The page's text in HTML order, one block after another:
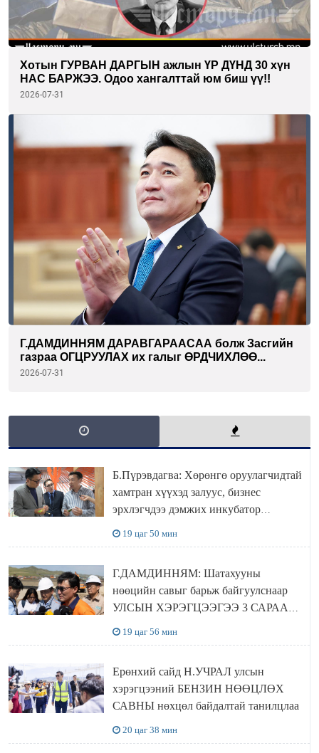
Хотын ГУРВАН ДАРГЫН ажлын ҮР ДҮНД 30 хүн
НАС БАРЖЭЭ. Одоо хангалттай юм биш үү!!
2026-07-31
Г.ДАМДИННЯМ ДАРАВГАРААСАА болж Засгийн
газраа ОГЦРУУЛАХ их галыг ӨРДЧИХЛӨӨ...
2026-07-31
Б.Пүрэвдагва: Хөрөнгө оруулагчидтай
хамтран хүүхэд залуус, бизнес
эрхлэгчдээ дэмжих инкубатор
19 цаг 50 мин
Г.ДАМДИННЯМ: Шатахууны
нөөцийн савыг барьж байгуулснаар
УЛСЫН ХЭРЭГЦЭЭГЭЭ 3 САРААР
19 цаг 56 мин
Ерөнхий сайд Н.УЧРАЛ улсын
хэрэгцээний БЕНЗИН НӨӨЦЛӨХ
САВНЫ нөхцөл байдалтай танилцлаа
20 цаг 38 мин